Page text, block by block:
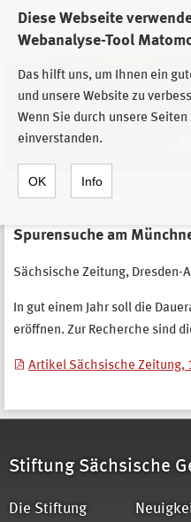
Diese Webseite
Webanalyse-Tool
Das hilft uns, um Ihnen ein
und unsere Website zu
Wenn Sie durch unsere
einverstanden.
OK Info
Zur Auswahl der Einrichtungen der
Stiftung Sächsische Gedenkstätten
Spurensuche am
Sächsische Zeitung, Dresden-
In gut einem Jahr soll die
eröffnen. Zur Recherche sind
Artikel Sächsische
Stiftung Sächsische
Die Stiftung